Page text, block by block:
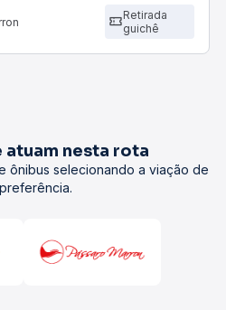
Retirada
guichê
atuam nesta rota
ônibus selecionando a viação de